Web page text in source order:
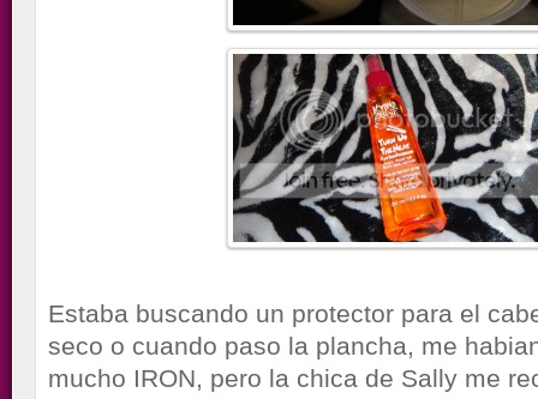
Estaba buscando un protector para el
seco o cuando paso la plancha, me
mucho IRON, pero la chica de Sally me